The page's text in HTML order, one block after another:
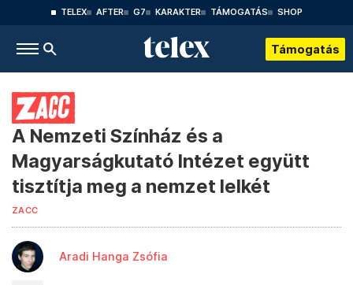
TELEX AFTER G7 KARAKTER TÁMOGATÁS SHOP
Támogatás
A Nemzeti Színház és a
Magyarságkutató Intézet együtt
tisztítja meg a nemzet lelkét
ZACC
Aradi Hanga Zsófia